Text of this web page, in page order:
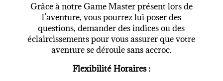
Grâce à notre Game Master présent lors de
l’aventure, vous pourrez lui poser des
questions, demander des indices ou des
éclaircissements pour vous assurer que votre
aventure se déroule sans accroc.
Flexibilité Horaires :